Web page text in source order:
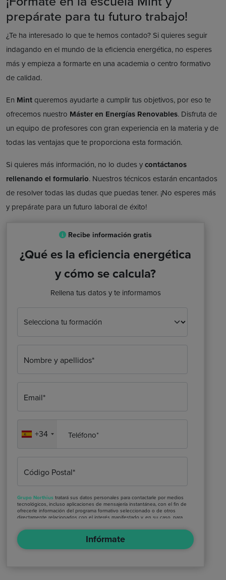
prepárate para tu futuro trabajo!
¿Te ha interesado lo que te hemos contado? Si quieres seguir
indagando en el mundo de la eficiencia energética, no esperes
más y empieza a formarte en una academia o centro formativo
de calidad.
En Mintqueremos ayudarte a cumplir tus objetivos, por eso te
ofrecemos nuestro Máster en Energías Renovables. Disfruta de
un equipo de profesores con gran experiencia en la materia y de
todas las ventajas que te proporciona esta formación.
Si quieres más información, no lo dudes ycontáctanos
rellenando el formulario. Nuestros técnicos estarán encantados
de resolver todas las dudas que puedas tener. ¡No esperes más
y prepárate para un futuro laboral de éxito!
Recibe información gratis
¿Qué es la eficiencia energética
y cómo se calcula?
Rellena tus datos y te informamos
Nombre y apellidos*
Email*
+34 Teléfono*
Código Postal*
Grupo Northius tratará sus datos personales para contactarle por medios
tecnológicos, incluso aplicaciones de mensajería instantánea, con el fin de
ofrecerle información del programa formativo seleccionado o de otros
directamente relacionados con el interés manifestado y, en su caso, para
las empresas que conforman elGrupo Northius, con el objeto de que
estas puedan hacerle llegar la mejor oferta de productos y servicios
de acuerdo a su petición. Quedan reconocidos los derechos de acceso,
rectificación, supresión, oposición, limitación, tal y como se explica en la
Infórmate